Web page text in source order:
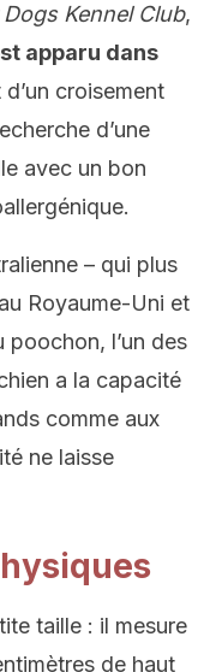
Kennel Club,
apparu dans
croisement
d’une
avec un bon
– qui plus
Royaume-Uni et
poochon, l’un des
a la capacité
comme aux
ne laisse
taille : il mesure
de haut